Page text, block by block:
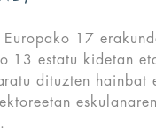
Europako 17
13 estatu kidetan
dituzten hainbat